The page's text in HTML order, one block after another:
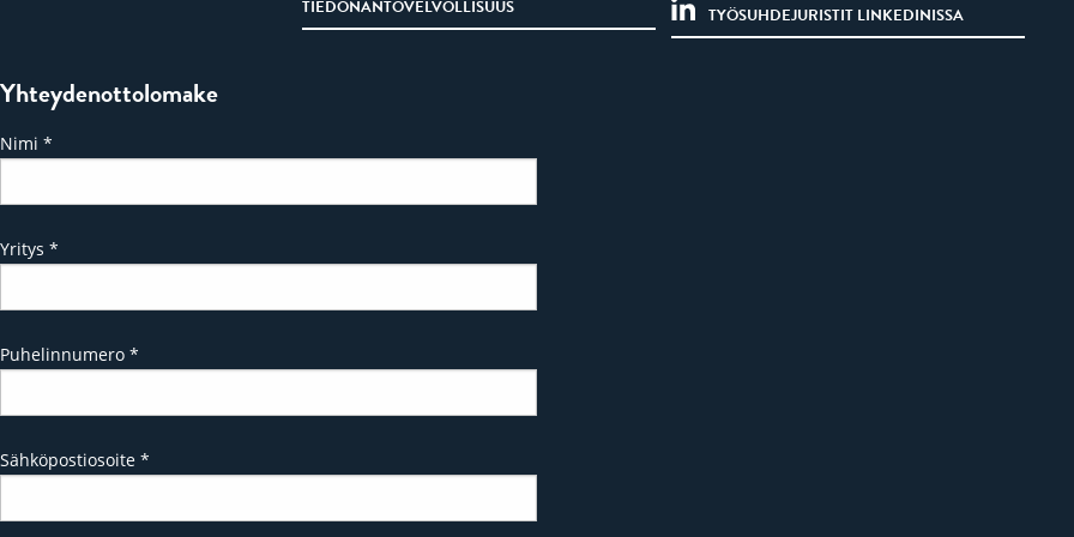
TIEDONANTOVELVOLLISUUS
TYÖSUHDEJURISTIT LINKEDINISSA
Yhteydenottolomake
Nimi *
Yritys *
Puhelinnumero *
Sähköpostiosoite *